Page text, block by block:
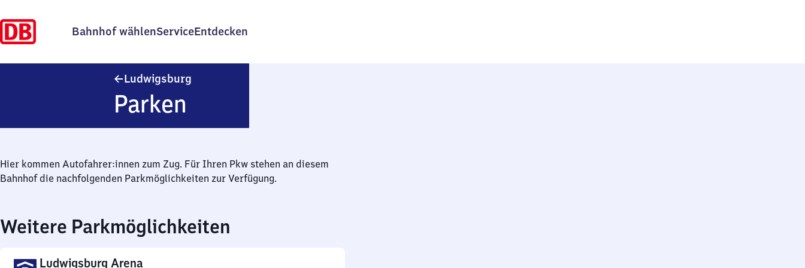
Bahnhof wählenServiceEntdecken
Ludwigsburg
Parken
Hier kommen Autofahrer:innen zum Zug. Für Ihren Pkw stehen an diesem
Bahnhof die nachfolgenden Parkmöglichkeiten zur Verfügung.
Weitere Parkmöglichkeiten
Ludwigsburg Arena